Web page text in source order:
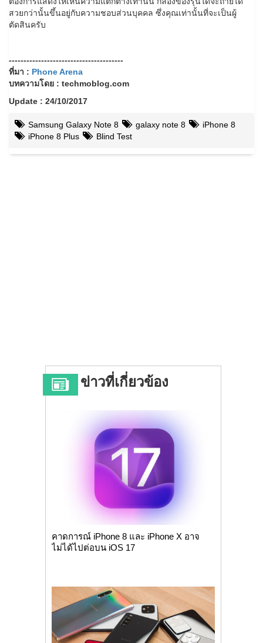
สวยกว่านั้นขึ้นอยู่กับความชอบส่วนบุคคล ซึ่งคุณเท่านั้นที่จะเป็นผู้
ตัดสินครับ
---------------------------------------
ที่มา : Phone Arena
บทความโดย : techmoblog.com
Update : 24/10/2017
Samsung Galaxy Note 8 galaxy note 8
iPhone 8
iPhone 8 Plus
Blind Test
ข่าวที่เกี่ยวข้อง
คาดการณ์ iPhone 8 และ iPhone X อาจ
ไม่ได้ไปต่อบน iOS 17